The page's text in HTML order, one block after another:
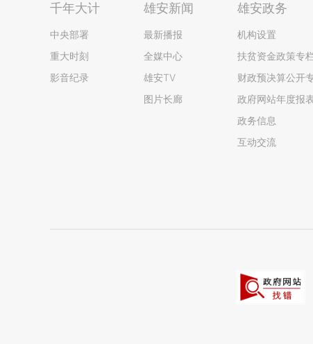
千年大计
中央部署
重大时刻
影音纪录
雄安新闻
最新播报
全媒中心
雄安TV
图片长廊
雄安政务
机构设置
扶贫资金政策专
财政预决算公开
政府网站年度报
政务信息
互动交流